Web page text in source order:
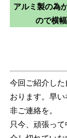
アルミ製の為
ので横
今回ご紹介し
おります。早
非ご連絡を。
只今、頑張っ